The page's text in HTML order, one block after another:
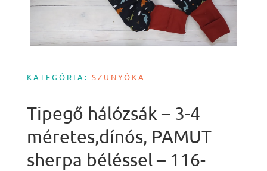
KATEGÓRIA: SZUNYÓKA
Tipegő hálózsák – 3-4
méretes,dínós, PAMUT
sherpa béléssel – 116-